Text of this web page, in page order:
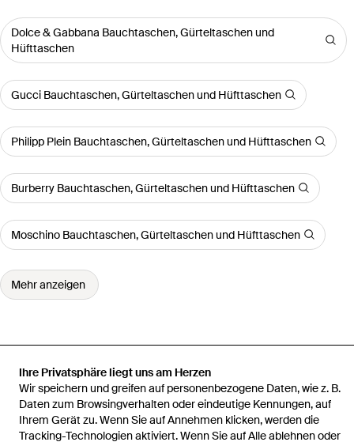
Ihre Privatsphäre liegt uns am Herzen
Wir speichern und greifen auf personenbezogene Daten, wie z. B.
Daten zum Browsingverhalten oder eindeutige Kennungen, auf
Ihrem Gerät zu. Wenn Sie auf Annehmen klicken, werden die
Tracking-Technologien aktiviert. Wenn Sie auf Alle ablehnen oder
Dolce & Gabbana Bauchtaschen, Gürteltaschen und
Hüfttaschen
Gucci Bauchtaschen, Gürteltaschen und Hüfttaschen
Philipp Plein Bauchtaschen, Gürteltaschen und Hüfttaschen
Burberry Bauchtaschen, Gürteltaschen und Hüfttaschen
Moschino Bauchtaschen, Gürteltaschen und Hüfttaschen
Mehr anzeigen
Startseite
Herren Bauchtaschen, Gürteltaschen und Hüfttaschen
Versace Bauchtaschen, Gürteltaschen und Hüfttaschen
Lou
Gürteltasche Aus Nappa